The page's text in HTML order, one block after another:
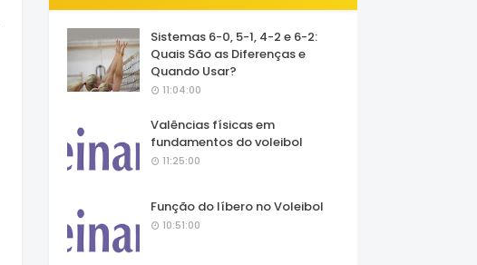
Sistemas 6-0, 5-1, 4-2 e 6-2:
Quais São as Diferenças e
Quando Usar?
11:04:00
Valências físicas em
fundamentos do voleibol
11:25:00
Função do líbero no Voleibol
10:51:00